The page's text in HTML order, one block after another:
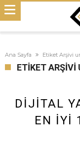
Ana Sayfa Etiket Arşivi
ETIKET ARŞIVI
DIJITAL
EN İYI